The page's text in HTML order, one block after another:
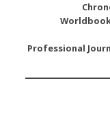
Professional